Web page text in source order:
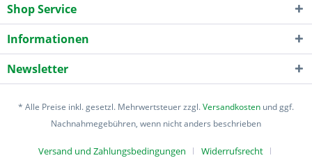
Shop Service
Informationen
Newsletter
* Alle Preise inkl. gesetzl. Mehrwertsteuer zzgl.Versandkosten und ggf.
Nachnahmegebühren, wenn nicht anders beschrieben
Versand und Zahlungsbedingungen Widerrufsrecht